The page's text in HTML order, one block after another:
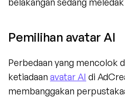
Pemilihan avatar AI
Perbedaan yang mencolok
ketiadaan avatar AI di
membanggakan